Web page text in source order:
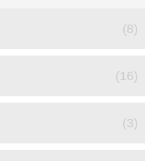
(8)
(16)
(3)